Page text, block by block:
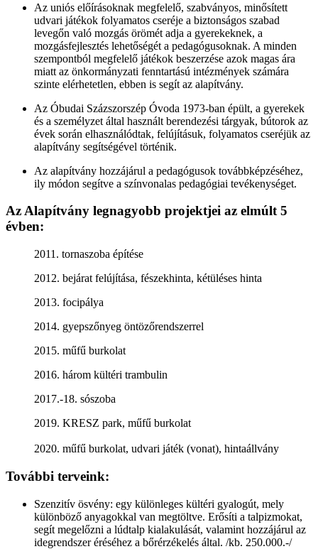
Az uniós előírásoknak megfelelő, szabványos, minősített
udvari játékok folyamatos cseréje a biztonságos szabad
levegőn való mozgás örömét adja a gyerekeknek, a
mozgásfejlesztés lehetőségét a pedagógusoknak. A minden
szempontból megfelelő játékok beszerzése azok magas ára
miatt az önkormányzati fenntartású intézmények számára
szinte elérhetetlen, ebben is segít az alapítvány.
Az Óbudai Százszorszép Óvoda 1973-ban épült, a gyerekek
és a személyzet által használt berendezési tárgyak, bútorok az
évek során elhasználódtak, felújításuk, folyamatos cseréjük az
alapítvány segítségével történik.
Az alapítvány hozzájárul a pedagógusok továbbképzéséhez,
ily módon segítve a színvonalas pedagógiai tevékenységet.
Az Alapítvány legnagyobb projektjei az elmúlt 5
évben:
2011. tornaszoba építése
2012. bejárat felújítása, fészekhinta, kétüléses hinta
2013. focipálya
2014. gyepszőnyeg öntözőrendszerrel
2015. műfű burkolat
2016. három kültéri trambulin
2017.-18. sószoba
2019. KRESZ park, műfű burkolat
2020. műfű burkolat, udvari játék (vonat), hintaállvány
További terveink:
Szenzitív ösvény: egy különleges kültéri gyalogút, mely
különböző anyagokkal van megtöltve. Erősíti a talpizmokat,
segít megelőzni a lúdtalp kialakulását, valamint hozzájárul az
idegrendszer éréséhez a bőrérzékelés által. /kb. 250.000.-/